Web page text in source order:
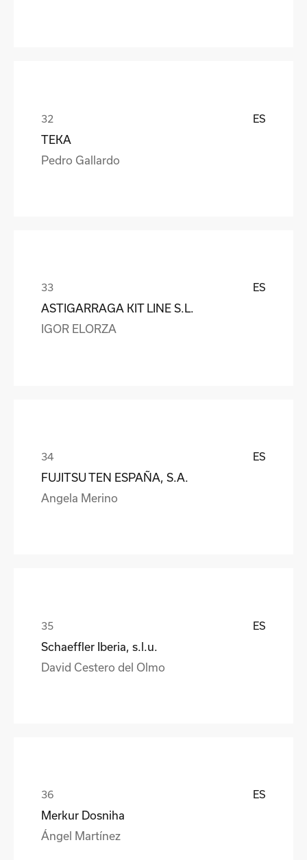
ES
TEKA
Pedro Gallardo
ES
ASTIGARRAGA KIT LINE S.L.
IGOR ELORZA
ES
FUJITSU TEN ESPAÑA, S.A.
Angela Merino
ES
Schaeffler Iberia, s.l.u.
David Cestero del Olmo
ES
Merkur Dosniha
Ángel Martínez